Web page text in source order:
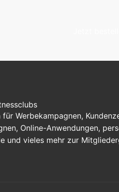
Werbekampagnen,
Online-Anwendungen,
und vieles mehr zur